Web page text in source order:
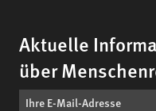
Aktuelle
über